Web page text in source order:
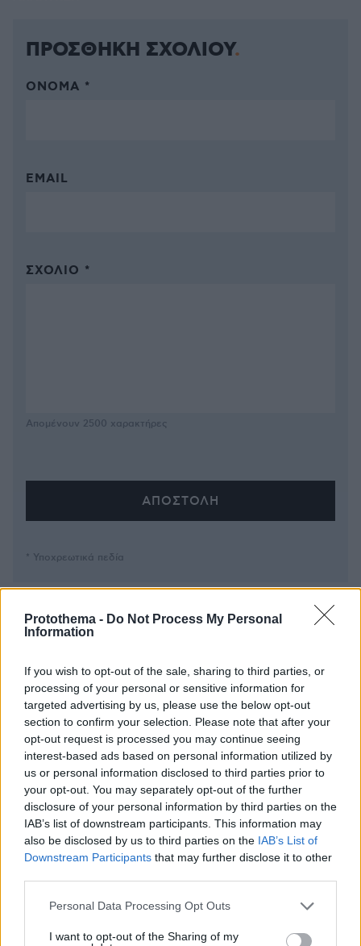
Protothema - Do Not Process My Personal
Information
If you wish to opt-out of the sale, sharing to third parties, or
processing of your personal or sensitive information for
targeted advertising by us, please use the below opt-out
section to confirm your selection. Please note that after your
opt-out request is processed you may continue seeing
interest-based ads based on personal information utilized by
us or personal information disclosed to third parties prior to
your opt-out. You may separately opt-out of the further
disclosure of your personal information by third parties on the
IAB’s list of downstream participants. This information may
also be disclosed by us to third parties on the IAB’s List of
Downstream Participants that may further disclose it to other
Please note that this website/app uses one or more Google
not limited to your visit or usage behaviour. You may click to
Personal Data Processing Opt Outs
I want to opt-out of the Sharing of my
ΠΡΟΣΘΗΚΗ ΣΧΟΛΙΟΥ
ΌΝΟΜΑ *
EMAIL
ΣΧΌΛΙΟ *
Απομένουν 2500 χαρακτήρες
* Υποχρεωτικά πεδία
ΡΟΗ ΕΙΔΗΣΕΩΝ
Ειδήσεις Δημοφιλή Σχολιασμένα
Πάνω από 1.300 πτήσεις ακυρώθηκαν στη Σαγκάη λόγω
τυφώνα Dolphin - Μαζικές εκκενώσεις στην Κίνα
πριν 16 λεπτά
Linktour ALUMI: Το έξυπνο αυτοκίνητο της πόλης σε
τιμή έκπληξη - Δείτε το video
πριν 17 λεπτά
Τι καινούργιο θα φέρει το νέο Dacia Spring;
πριν 18 λεπτά
Αυτοκίνητο: Θα έρθει τελικά η μεγαλύτερη επιδότηση